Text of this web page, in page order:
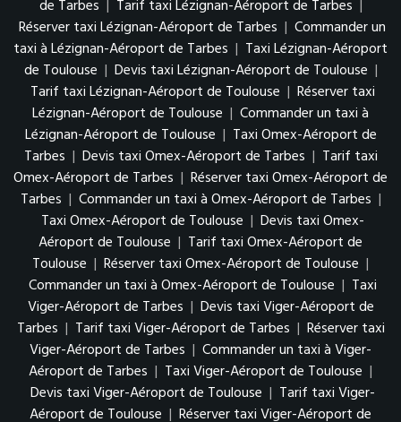
de Tarbes | Tarif taxi Lézignan-Aéroport de Tarbes |
Réserver taxi Lézignan-Aéroport de Tarbes | Commander un
taxi à Lézignan-Aéroport de Tarbes | Taxi Lézignan-Aéroport
de Toulouse | Devis taxi Lézignan-Aéroport de Toulouse |
Tarif taxi Lézignan-Aéroport de Toulouse | Réserver taxi
Lézignan-Aéroport de Toulouse | Commander un taxi à
Lézignan-Aéroport de Toulouse | Taxi Omex-Aéroport de
Tarbes | Devis taxi Omex-Aéroport de Tarbes | Tarif taxi
Omex-Aéroport de Tarbes | Réserver taxi Omex-Aéroport de
Tarbes | Commander un taxi à Omex-Aéroport de Tarbes |
Taxi Omex-Aéroport de Toulouse | Devis taxi Omex-
Aéroport de Toulouse | Tarif taxi Omex-Aéroport de
Toulouse | Réserver taxi Omex-Aéroport de Toulouse |
Commander un taxi à Omex-Aéroport de Toulouse | Taxi
Viger-Aéroport de Tarbes | Devis taxi Viger-Aéroport de
Tarbes | Tarif taxi Viger-Aéroport de Tarbes | Réserver taxi
Viger-Aéroport de Tarbes | Commander un taxi à Viger-
Aéroport de Tarbes | Taxi Viger-Aéroport de Toulouse |
Devis taxi Viger-Aéroport de Toulouse | Tarif taxi Viger-
Aéroport de Toulouse | Réserver taxi Viger-Aéroport de